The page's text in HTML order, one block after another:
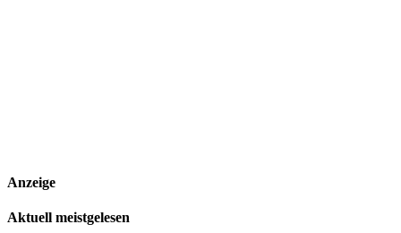
Anzeige
Aktuell meistgelesen